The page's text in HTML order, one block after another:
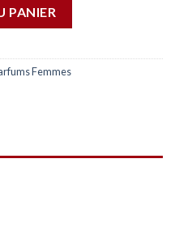
PANIER
Femmes